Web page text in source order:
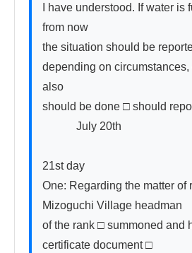
I have understood. If water is
from now
the situation should be
depending on
also
should be done □ should
July 20th
21st day
One: Regarding the matter of
Mizoguchi Village headman
of the rank □ summoned and
certificate document □